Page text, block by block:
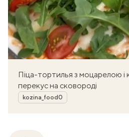
Піца-тортилья з моцарелою
перекус на сковороді
Автор
kozina_food0